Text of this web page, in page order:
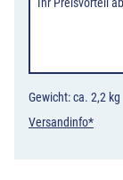
Gewicht: ca. 2,2 kg
Versandinfo*